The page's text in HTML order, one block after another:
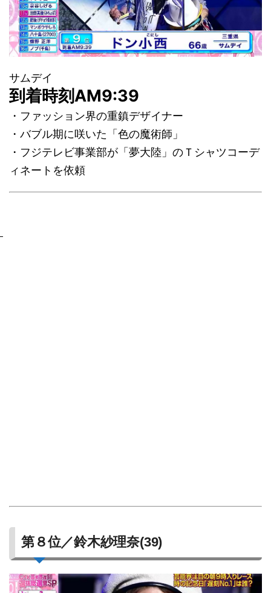
サムデイ
到着時刻AM9:39
・ファッション界の重鎮デザイナー
・バブル期に咲いた「色の魔術師」
・フジテレビ事業部が「夢大陸」のＴシャツコーデ
ィネートを依頼
第８位／鈴木紗理奈(39)